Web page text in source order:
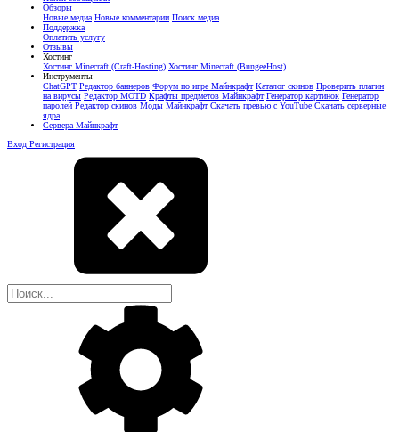
Обзоры
Новые медиа Новые комментарии Поиск медиа
Поддержка
Оплатить услугу
Отзывы
Хостинг
Хостинг Minecraft (Craft-Hosting) Хостинг Minecraft (BungeeHost)
Инструменты
ChatGPT Редактор баннеров Форум по игре Майнкрафт Каталог скинов Проверить плагин
на вирусы Редактор MOTD Крафты предметов Майнкрафт Генератор картинок Генератор
паролей Редактор скинов Моды Майнкрафт Скачать превью с YouTube Скачать серверные
ядра
Сервера Майнкрафт
Вход Регистрация